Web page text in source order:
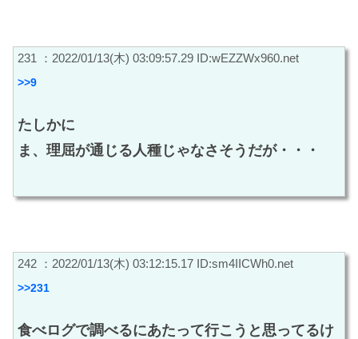
231 ：2022/01/13(木) 03:09:57.29 ID:wEZZWx960.net
>>9
たしかに
ま、理屈が通じる人種じゃなさそうだが・・・
242 ：2022/01/13(木) 03:12:15.17 ID:sm4IICWh0.net
>>231
食べログで調べるにあたって行こうと思ってるけ